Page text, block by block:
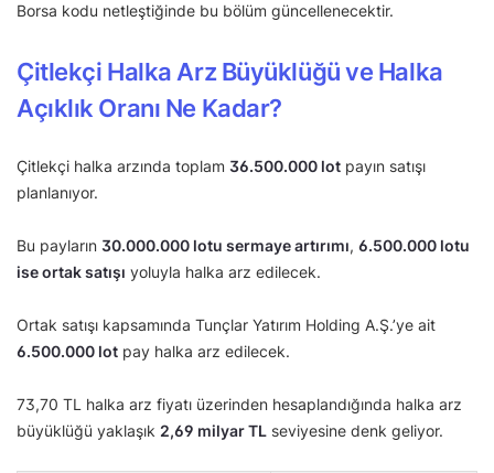
Borsa kodu netleştiğinde bu bölüm güncellenecektir.
Çitlekçi Halka Arz Büyüklüğü ve Halka
Açıklık Oranı Ne Kadar?
Çitlekçi halka arzında toplam 36.500.000 lot payın satışı
planlanıyor.
Bu payların 30.000.000 lotu sermaye artırımı, 6.500.000 lotu
ise ortak satışı yoluyla halka arz edilecek.
Ortak satışı kapsamında Tunçlar Yatırım Holding A.Ş.’ye ait
6.500.000 lot pay halka arz edilecek.
73,70 TL halka arz fiyatı üzerinden hesaplandığında halka arz
büyüklüğü yaklaşık 2,69 milyar TL seviyesine denk geliyor.